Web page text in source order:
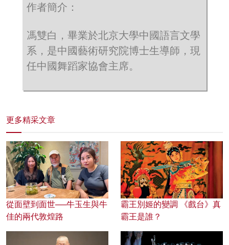
作者簡介：
馮雙白，畢業於北京大學中國語言文學
系，是中國藝術研究院博士生導師，現
任中國舞蹈家協會主席。
更多精采文章
從面壁到面世──牛玉生與牛
佳的兩代敦煌路
霸王別姬的變調 《戲台》真
霸王是誰？